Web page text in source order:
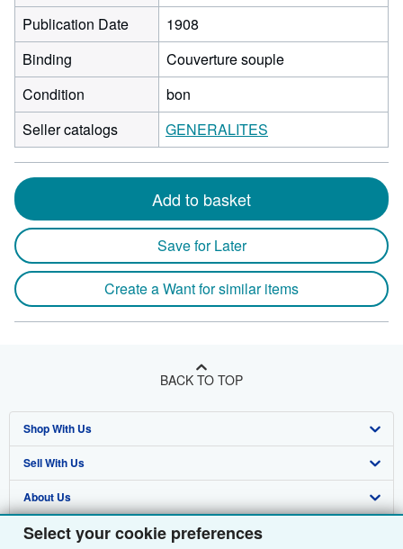
Select your cookie preferences
Publication Date
1908
Binding
Couverture souple
Condition
bon
Seller catalogs
GENERALITES
Add to basket
Save for Later
Create a Want for similar items
BACK TO TOP
Shop With Us
Advanced Search
Browse Collections
My Account
Sell With Us
Start Selling
Join Our Affiliate Programme
About Us
About AbeBooks
Find Help